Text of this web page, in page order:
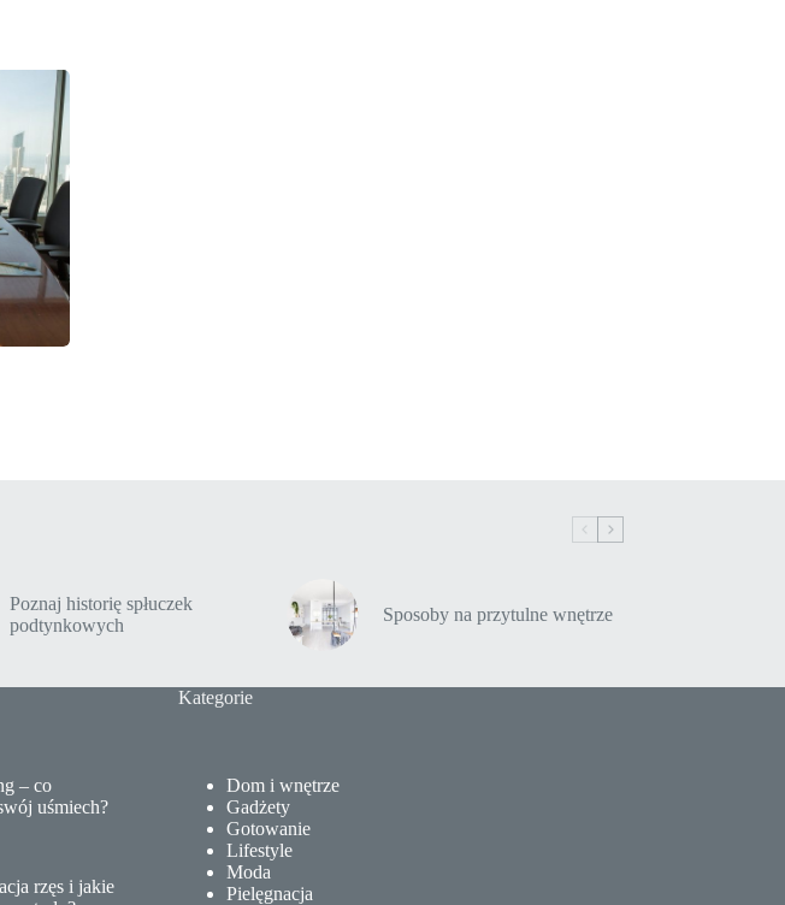
Poznaj historię spłuczek
podtynkowych
Sposoby na przytulne wnętrze
– co
uśmiech?
rzęs i jakie
Kategorie
Dom i wnętrze
Gadżety
Gotowanie
Lifestyle
Moda
Pielęgnacja